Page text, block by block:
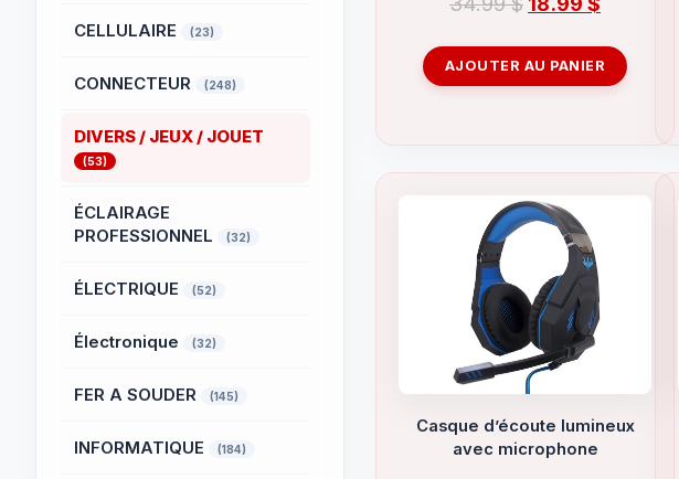
CELLULAIRE (23)
CONNECTEUR (248)
DIVERS / JEUX / JOUET
(53)
ÉCLAIRAGE
PROFESSIONNEL
(32)
ÉLECTRIQUE (52)
Électronique (32)
FER A SOUDER (145)
INFORMATIQUE (184)
initial
actuel
AJOUTER AU PANIER
Casque d’écoute lumineux
avec microphone